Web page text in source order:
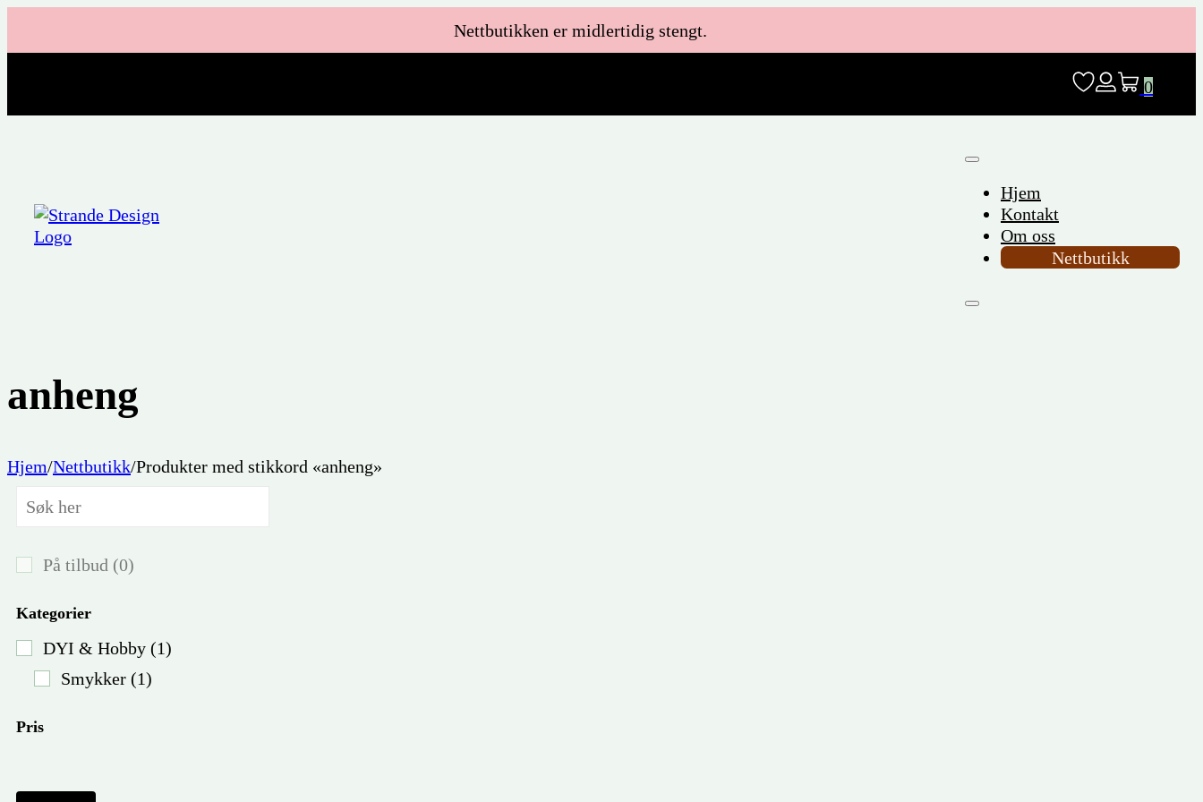
Nettbutikken er midlertidig stengt.
0
Hjem
Kontakt
Om oss
Nettbutikk
anheng
Hjem/Nettbutikk/Produkter med stikkord «anheng»
På tilbud (0)
Kategorier
DYI & Hobby (1)
Smykker (1)
Pris